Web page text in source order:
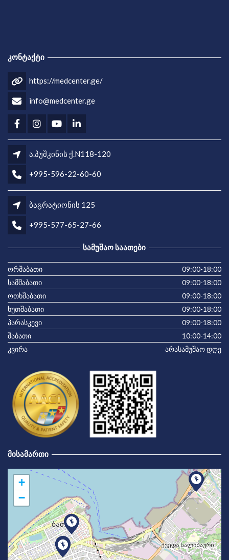
ᲙᲝᲜᲢᲐᲥᲢᲘ
https://medcenter.ge/
info@medcenter.ge
ა.პუშკინის ქ.N118-120
+995-596-22-60-60
ბაგრატიონის 125
+995-577-65-27-66
ᲡᲐᲛᲣᲨᲐᲝ ᲡᲐᲐᲗᲔᲑᲘ
ორშაბათი
09:00-18:00
სამშაბათი
09:00-18:00
ოთხშაბათი
09:00-18:00
ხუთშაბათი
09:00-18:00
პარასკევი
09:00-18:00
შაბათი
10:00-14:00
კვირა
არასამუშაო დღე
ᲛᲘᲡᲐᲛᲐᲠᲗᲘ
+
−